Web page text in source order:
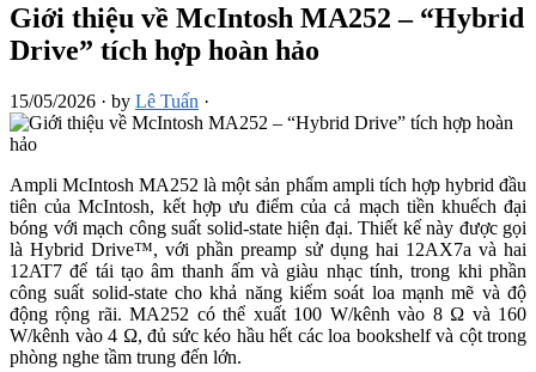
Giới thiệu về McIntosh MA252 – “Hybrid
Drive” tích hợp hoàn hảo
15/05/2026 · by Lê Tuấn ·
Ampli McIntosh MA252 là một sản phẩm ampli tích hợp hybrid đầu
tiên của McIntosh, kết hợp ưu điểm của cả mạch tiền khuếch đại
bóng với mạch công suất solid-state hiện đại. Thiết kế này được gọi
là Hybrid Drive™, với phần preamp sử dụng hai 12AX7a và hai
12AT7 để tái tạo âm thanh ấm và giàu nhạc tính, trong khi phần
công suất solid-state cho khả năng kiểm soát loa mạnh mẽ và độ
động rộng rãi. MA252 có thể xuất 100 W/kênh vào 8 Ω và 160
W/kênh vào 4 Ω, đủ sức kéo hầu hết các loa bookshelf và cột trong
phòng nghe tầm trung đến lớn.